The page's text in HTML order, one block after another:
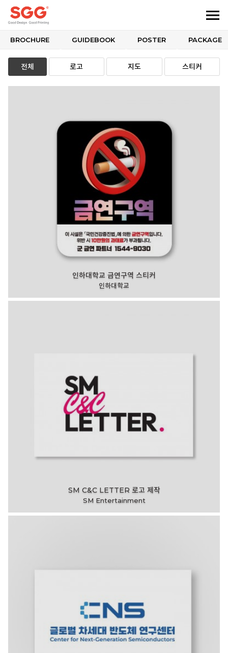
BROCHURE GUIDEBOOK POSTER PACKAGE
전체 로고 지도 스티커
인하대학교 금연구역 스티커
인하대학교
SM C&C LETTER 로고 제작
SM Entertainment